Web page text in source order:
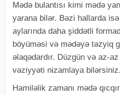
Mədə bulantısı kimi mədə
yarana bilər. Bəzi hallarda
aylarında daha şiddətli
böyüməsi və mədəyə təzyiq
əlaqədardır. Düzgün və az-
vəziyyəti nizamlaya bilərsiniz.
Hamiləlik zamanı mədə